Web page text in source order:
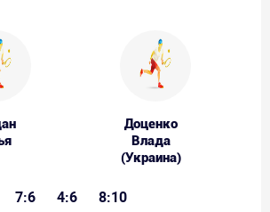
Доценко
Влада
(Украина)
7:6 4:6 8:10